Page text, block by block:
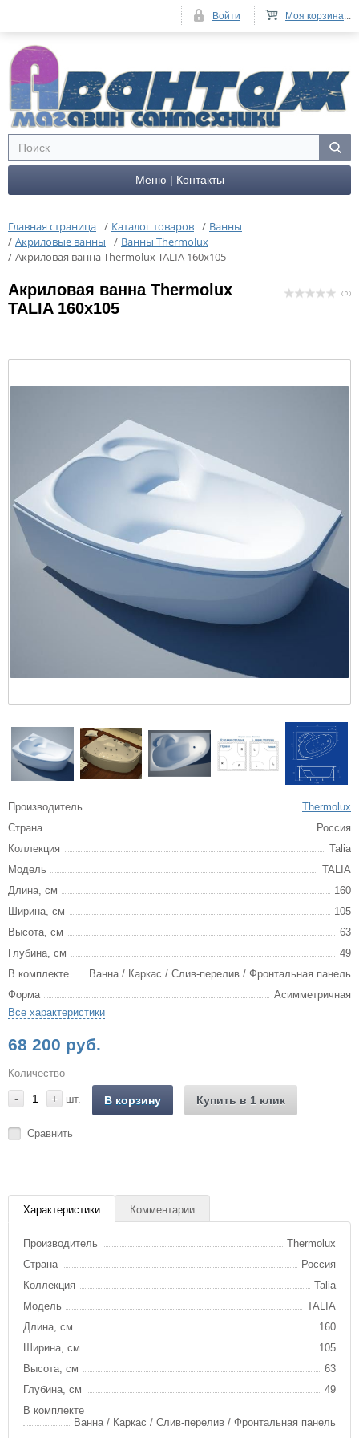
Меню | Контакты
Главная страница / Каталог товаров / Ванны
/ Акриловые ванны / Ванны Thermolux
/ Акриловая ванна Thermolux TALIA 160x105
Акриловая ванна Thermolux
TALIA 160x105
( 0 )
Производитель
Thermolux
Страна
Россия
Коллекция
Talia
Модель
TALIA
Длина, см
160
Ширина, см
105
Высота, см
63
Глубина, см
49
В комплекте
Ванна / Каркас / Слив-перелив / Фронтальная панель
Форма
Асимметричная
Все характеристики
68 200 руб.
Количество
- + шт. В корзину Купить в 1 клик
Сравнить
Характеристики Комментарии
Производитель
Thermolux
Страна
Россия
Коллекция
Talia
Модель
TALIA
Длина, см
160
Ширина, см
105
Высота, см
63
Глубина, см
49
В комплекте
Ванна / Каркас / Слив-перелив / Фронтальная панель
Моя корзина...
Войти